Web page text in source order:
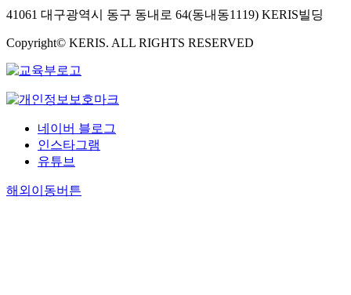
41061 대구광역시 동구 동내로 64(동내동1119) KERIS빌딩
Copyright© KERIS. ALL RIGHTS RESERVED
네이버 블로그
인스타그램
유튜브
해외이동버튼